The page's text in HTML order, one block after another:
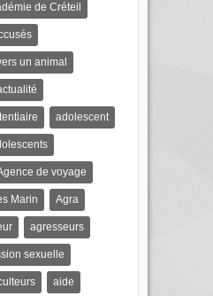
de Créteil
un animal
adolescent
de voyage
Marin Agra
agresseurs
sexuelle
aide